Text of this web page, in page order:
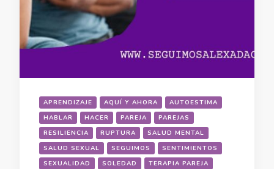
APRENDIZAJE AQUÍ Y AHORA
AUTOESTIMA
HABLAR
HACER PAREJA
PAREJAS
RESILIENCIA
RUPTURA
SALUD MENTAL
SALUD SEXUAL
SEGUIMOS
SENTIMIENTOS
SEXUALIDAD
SOLEDAD
TERAPIA PAREJA